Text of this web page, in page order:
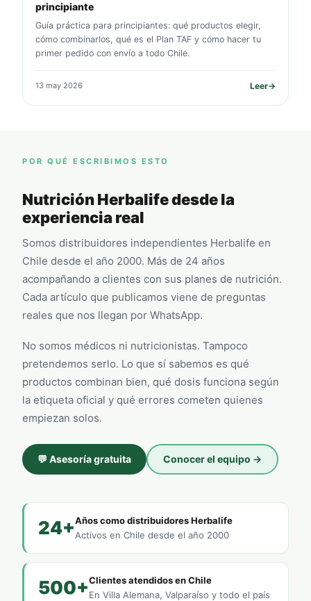
principiante
Guía práctica para principiantes: qué productos elegir,
cómo combinarlos, qué es el Plan TAF y cómo hacer tu
primer pedido con envío a todo Chile.
13 may 2026 Leer→
POR QUÉ ESCRIBIMOS ESTO
Nutrición Herbalife desde la
experiencia real
Somos distribuidores independientes Herbalife en
Chile desde el año 2000. Más de 24 años
acompañando a clientes con sus planes de nutrición.
Cada artículo que publicamos viene de preguntas
reales que nos llegan por WhatsApp.
No somos médicos ni nutricionistas. Tampoco
pretendemos serlo. Lo que sí sabemos es qué
productos combinan bien, qué dosis funciona según
la etiqueta oficial y qué errores cometen quienes
empiezan solos.
💬 Asesoría gratuita Conocer el equipo →
24+Años como distribuidores Herbalife
Activos en Chile desde el año 2000
500+Clientes atendidos en Chile
En Villa Alemana, Valparaíso y todo el país